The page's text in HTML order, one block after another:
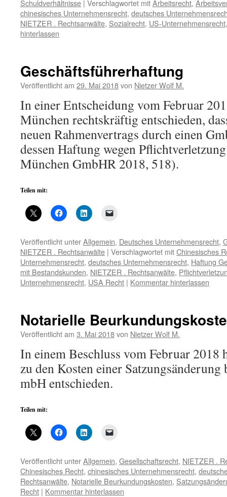
Schuldverhältnisse | Verschlagwortet mitArbeitsrecht,
chinesisches Unternehmensrecht, deutsches
NIETZER . Rechtsanwälte, Sozialrecht, US-Unternehmensrecht
hinterlassen
Geschäftsführerhaftung
Veröffentlicht am 29. Mai 2018von Nietzer Wolf M.
In einer Entscheidung vom Februar
München rechtskräftig entschieden,
neuen Rahmenvertrags durch einen
dessen Haftung wegen
München GmbHR 2018, 518).
Teilen mit:
Veröffentlicht unterAllgemein, Deutsches Unternehmensrecht,
NIETZER . Rechtsanwälte | Verschlagwortet mitChinesisches
Unternehmensrecht, deutsches Unternehmensrecht, Haftung
mit Bestandskunden, NIETZER . Rechtsanwälte,
Unternehmensrecht, USA Recht | Kommentar hinterlassen
Notarielle
Veröffentlicht am 3. Mai 2018von Nietzer Wolf M.
In einem Beschluss vom Februar 2018
zu den Kosten einer Satzungsänderung
mbH entschieden.
Teilen mit:
Veröffentlicht unterAllgemein, Gesellschaftsrecht, NIETZER .
Chinesisches Recht, chinesisches Unternehmensrecht,
Rechtsanwälte, Notarielle Beurkundungskosten,
Recht | Kommentar hinterlassen